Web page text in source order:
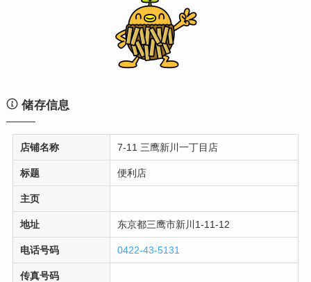
储存信息
店铺名称 7-11 三鹰新川一丁目店
标题 便利店
主页
地址 东京都三鹰市新川1-11-12
电话号码 0422-43-5131
传真号码